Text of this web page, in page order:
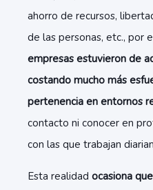
ahorro de recursos,
de las personas, etc., por
empresas estuvieron de
costando mucho más
pertenencia en entornos
contacto ni conocer en
con las que trabajan
Esta realidad ocasiona